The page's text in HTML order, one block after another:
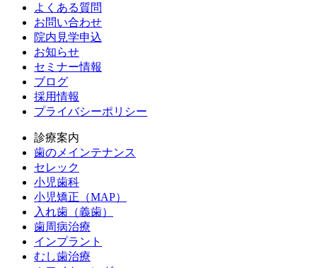
よくある質問
お問い合わせ
院内見学申込
お知らせ
セミナー情報
ブログ
採用情報
プライバシーポリシー
診療案内
歯のメインテナンス
セレック
小児歯科
小児矯正（MAP）
入れ歯（義歯）
歯周病治療
インプラント
むし歯治療